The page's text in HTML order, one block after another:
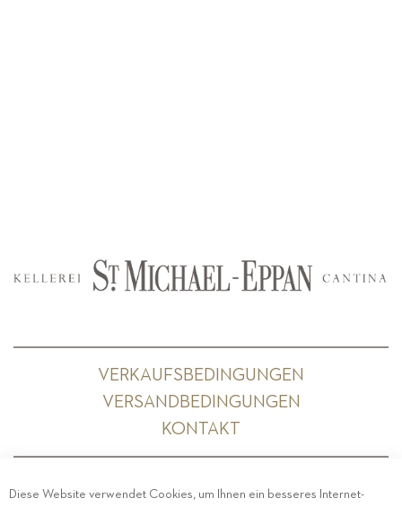
VERKAUFSBEDINGUNGEN
VERSANDBEDINGUNGEN
KONTAKT
Diese Website verwendet Cookies, um Ihnen ein besseres Internet-